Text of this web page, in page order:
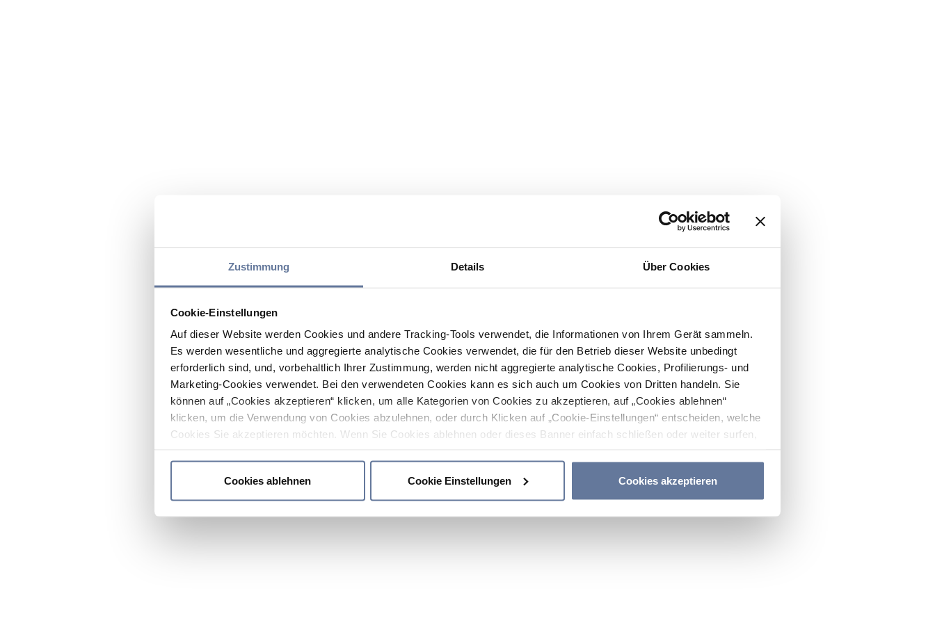
Zustimmung Details Über Cookies
Cookie-Einstellungen
Auf dieser Website werden Cookies und andere Tracking-Tools verwendet, die Informationen von Ihrem Gerät sammeln.
Es werden wesentliche und aggregierte analytische Cookies verwendet, die für den Betrieb dieser Website unbedingt
erforderlich sind, und, vorbehaltlich Ihrer Zustimmung, werden nicht aggregierte analytische Cookies, Profilierungs- und
Marketing-Cookies verwendet. Bei den verwendeten Cookies kann es sich auch um Cookies von Dritten handeln. Sie
können auf „Cookies akzeptieren“ klicken, um alle Kategorien von Cookies zu akzeptieren, auf „Cookies ablehnen“
klicken, um die Verwendung von Cookies abzulehnen, oder durch Klicken auf „Cookie-Einstellungen“ entscheiden, welche
Cookies Sie akzeptieren möchten. Wenn Sie Cookies ablehnen oder dieses Banner einfach schließen oder weiter surfen,
Cookies ablehnen
Cookie Einstellungen Cookies akzeptieren